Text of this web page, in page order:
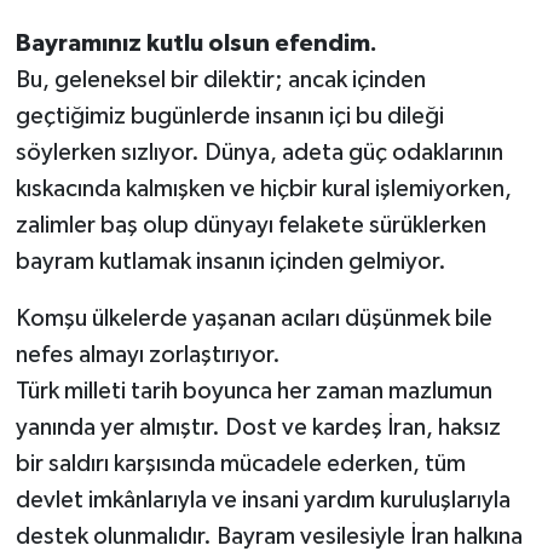
Bayramınız kutlu olsun efendim.
Bu, geleneksel bir dilektir; ancak içinden
geçtiğimiz bugünlerde insanın içi bu dileği
söylerken sızlıyor. Dünya, adeta güç odaklarının
kıskacında kalmışken ve hiçbir kural işlemiyorken,
zalimler baş olup dünyayı felakete sürüklerken
bayram kutlamak insanın içinden gelmiyor.
Komşu ülkelerde yaşanan acıları düşünmek bile
nefes almayı zorlaştırıyor.
Türk milleti tarih boyunca her zaman mazlumun
yanında yer almıştır. Dost ve kardeş İran, haksız
bir saldırı karşısında mücadele ederken, tüm
devlet imkânlarıyla ve insani yardım kuruluşlarıyla
destek olunmalıdır. Bayram vesilesiyle İran halkına